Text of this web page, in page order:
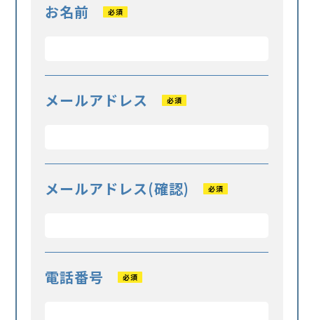
お名前 必須
メールアドレス 必須
メールアドレス(確認) 必須
電話番号 必須